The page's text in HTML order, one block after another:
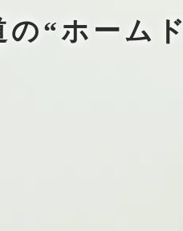
の“ホームド